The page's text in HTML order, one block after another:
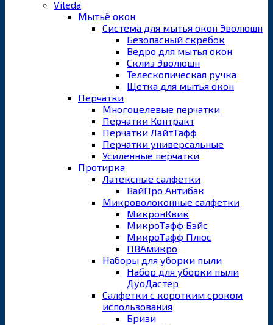
Vileda
Мытьё окон
Система для мытья окон Эволюшн
Безопасный скребок
Ведро для мытья окон
Склиз Эволюшн
Телескопическая ручка
Щетка для мытья окон
Перчатки
Многоцелевые перчатки
Перчатки Контракт
Перчатки ЛайтТафф
Перчатки универсальные
Усиленные перчатки
Протирка
Латексные салфетки
ВайПро Антибак
Микроволоконные салфетки
МикронКвик
МикроТафф Бэйс
МикроТафф Плюс
ПВАмикро
Наборы для уборки пыли
Набор для уборки пыли
ДуоДастер
Салфетки с коротким сроком
использования
Бризи